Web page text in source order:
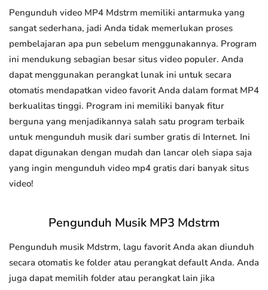
Pengunduh video MP4 Mdstrm memiliki antarmuka yang
sangat sederhana, jadi Anda tidak memerlukan proses
pembelajaran apa pun sebelum menggunakannya. Program
ini mendukung sebagian besar situs video populer. Anda
dapat menggunakan perangkat lunak ini untuk secara
otomatis mendapatkan video favorit Anda dalam format MP4
berkualitas tinggi. Program ini memiliki banyak fitur
berguna yang menjadikannya salah satu program terbaik
untuk mengunduh musik dari sumber gratis di Internet. Ini
dapat digunakan dengan mudah dan lancar oleh siapa saja
yang ingin mengunduh video mp4 gratis dari banyak situs
video!
Pengunduh Musik MP3 Mdstrm
Pengunduh musik Mdstrm, lagu favorit Anda akan diunduh
secara otomatis ke folder atau perangkat default Anda. Anda
juga dapat memilih folder atau perangkat lain jika